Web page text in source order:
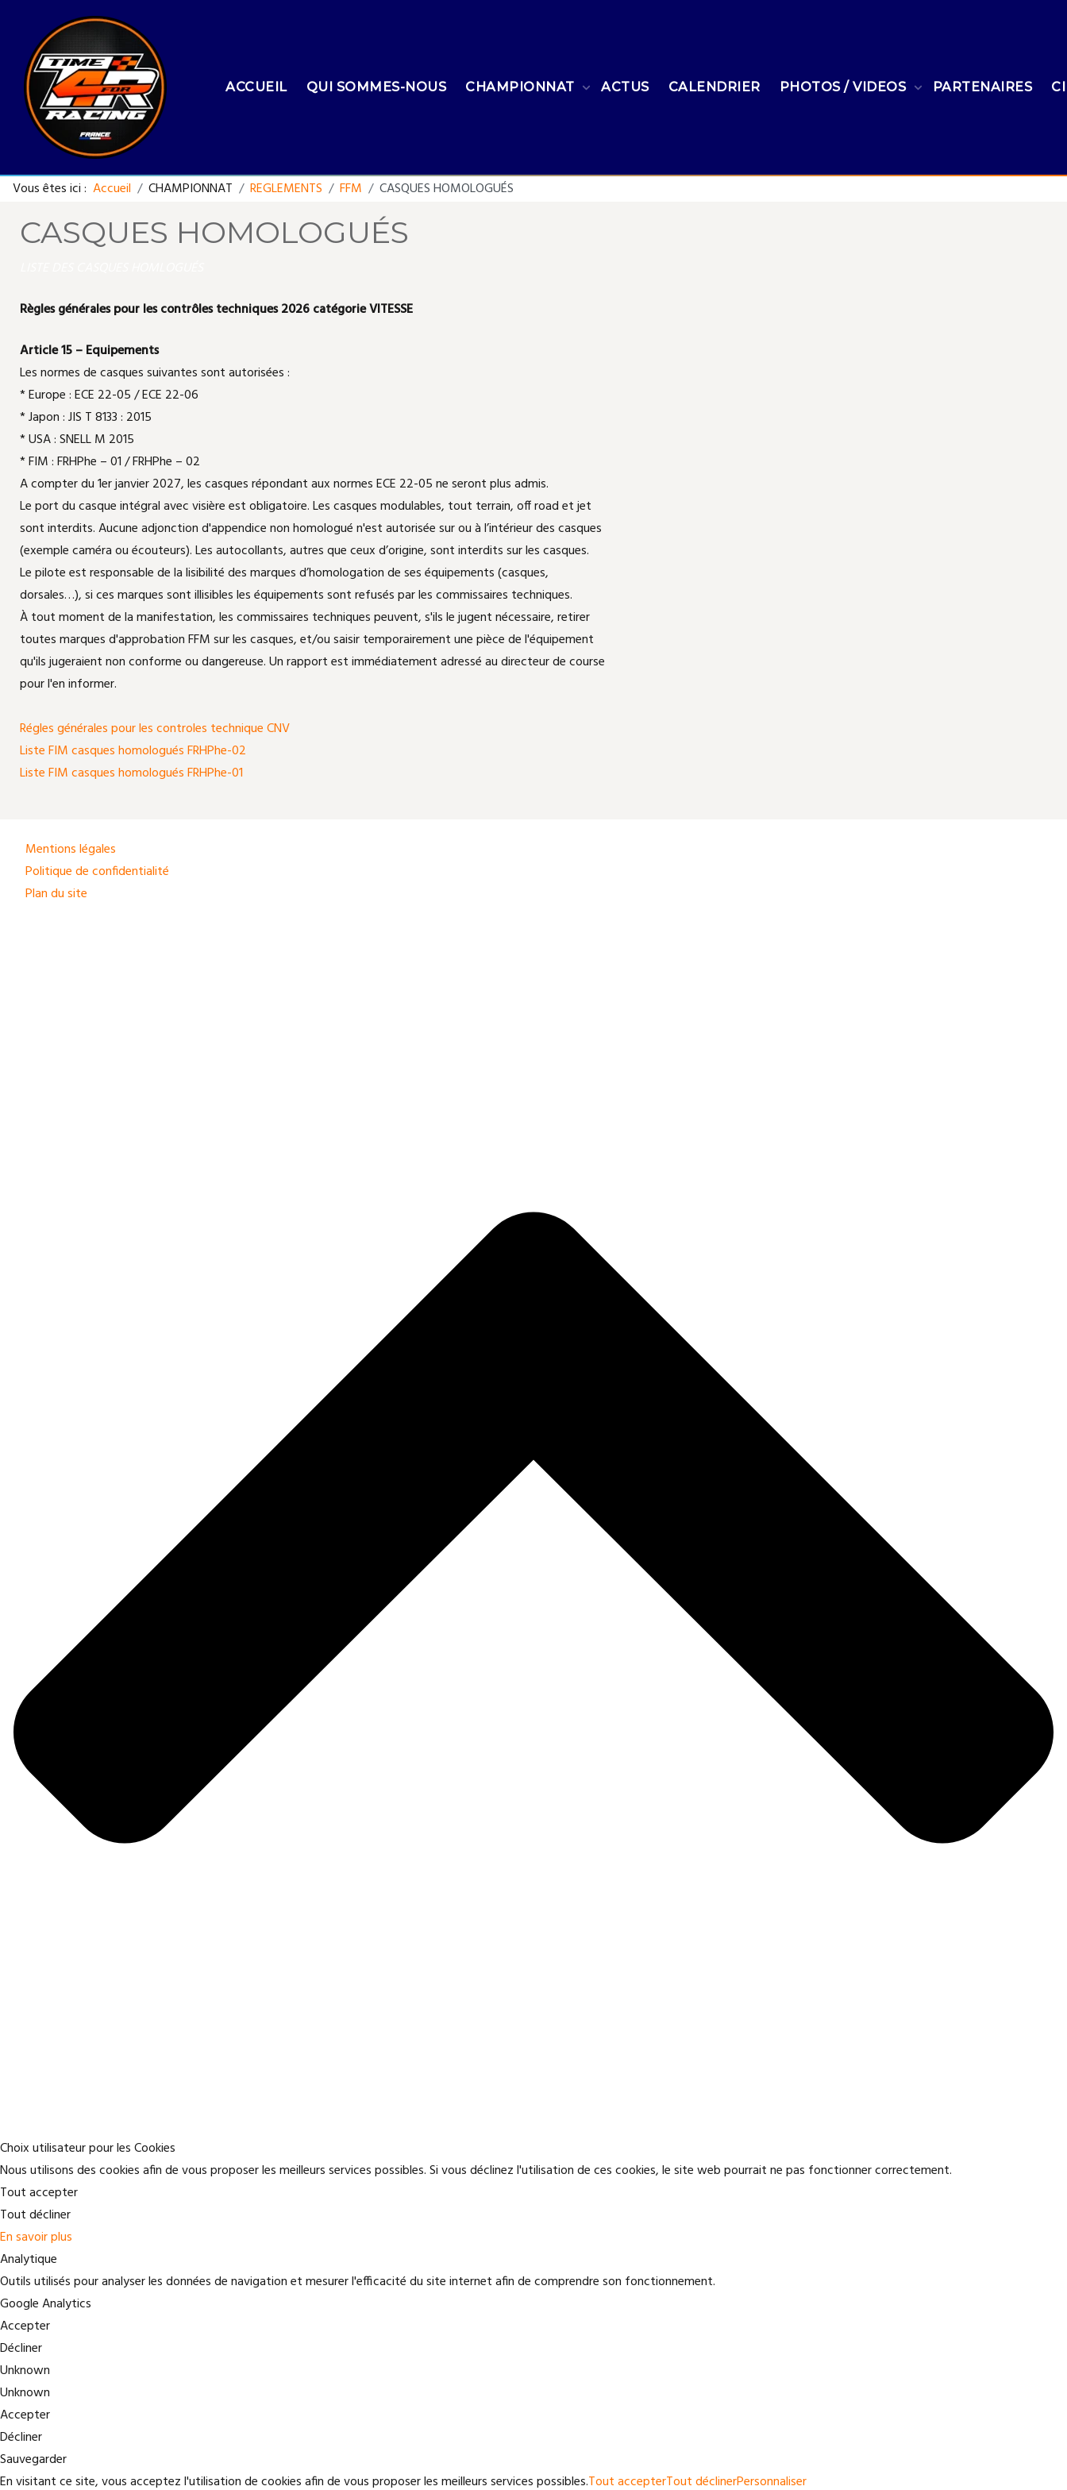
ACCUEIL QUI SOMMES-NOUS CHAMPIONNAT ACTUS CALENDRIER PHOTOS / VIDEOS PARTENAIRES
Vous êtes ici : Accueil CHAMPIONNAT REGLEMENTS FFM CASQUES HOMOLOGUÉS
CASQUES HOMOLOGUÉS
Règles générales pour les contrôles techniques 2026 catégorie VITESSE
Article 15 – Equipements
Les normes de casques suivantes sont autorisées :
* Europe : ECE 22-05 / ECE 22-06
* Japon : JIS T 8133 : 2015
* USA : SNELL M 2015
* FIM : FRHPhe – 01 / FRHPhe – 02
A compter du 1er janvier 2027, les casques répondant aux normes ECE 22-05 ne seront plus admis.
Le port du casque intégral avec visière est obligatoire. Les casques modulables, tout terrain, off road et jet
sont interdits. Aucune adjonction d'appendice non homologué n'est autorisée sur ou à l’intérieur des casques
(exemple caméra ou écouteurs). Les autocollants, autres que ceux d’origine, sont interdits sur les casques.
Le pilote est responsable de la lisibilité des marques d’homologation de ses équipements (casques,
dorsales…), si ces marques sont illisibles les équipements sont refusés par les commissaires techniques.
À tout moment de la manifestation, les commissaires techniques peuvent, s'ils le jugent nécessaire, retirer
toutes marques d'approbation FFM sur les casques, et/ou saisir temporairement une pièce de l'équipement
qu'ils jugeraient non conforme ou dangereuse. Un rapport est immédiatement adressé au directeur de course
pour l'en informer.
Régles générales pour les controles technique CNV
Liste FIM casques homologués FRHPhe-02
Liste FIM casques homologués FRHPhe-01
Mentions légales
Politique de confidentialité
Plan du site
Choix utilisateur pour les Cookies
Nous utilisons des cookies afin de vous proposer les meilleurs services possibles. Si vous déclinez l'utilisation de ces cookies, le site web pourrait ne pas fonctionner correctement.
Tout accepter
Tout décliner
En savoir plus
Analytique
Outils utilisés pour analyser les données de navigation et mesurer l'efficacité du site internet afin de comprendre son fonctionnement.
Google Analytics
Accepter
Décliner
Unknown
Unknown
Accepter
Décliner
Sauvegarder
En visitant ce site, vous acceptez l'utilisation de cookies afin de vous proposer les meilleurs services possibles.Tout accepterTout déclinerPersonnaliser